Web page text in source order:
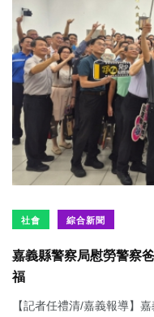
社會 綜合新聞
嘉義縣警察局慰勞警察
福
【記者任禮清/嘉義報導】